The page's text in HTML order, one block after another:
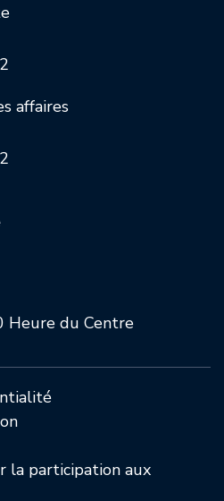
affaires
Heure du Centre
la participation aux